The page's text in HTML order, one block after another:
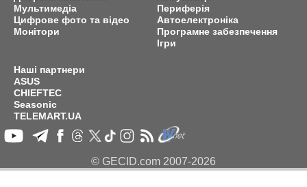
Мультимедіа
Цифрове фото та відео
Монітори
Периферія
Автоелектроніка
Програмне забезпечення
Ігри
Наші партнери
ASUS
CHIEFTEC
Seasonic
TELEMART.UA
© GECID.com 2007-2026